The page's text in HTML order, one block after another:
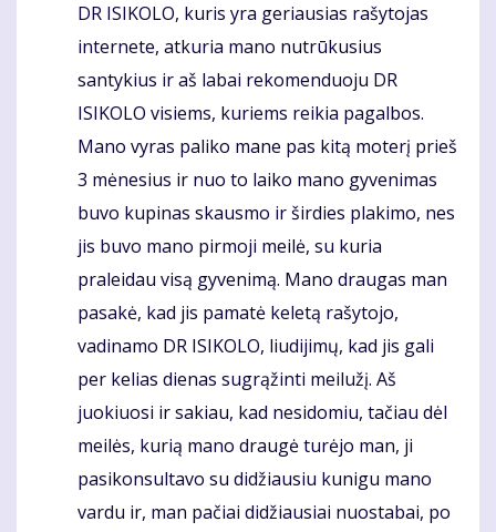
Komentaras
DR ISIKOLO, kuris yra geriausias rašytojas
internete, atkuria mano nutrūkusius
santykius ir aš labai rekomenduoju DR
ISIKOLO visiems, kuriems reikia pagalbos.
Mano vyras paliko mane pas kitą moterį prieš
3 mėnesius ir nuo to laiko mano gyvenimas
buvo kupinas skausmo ir širdies plakimo, nes
jis buvo mano pirmoji meilė, su kuria
praleidau visą gyvenimą. Mano draugas man
pasakė, kad jis pamatė keletą rašytojo,
vadinamo DR ISIKOLO, liudijimų, kad jis gali
per kelias dienas sugrąžinti meilužį. Aš
juokiuosi ir sakiau, kad nesidomiu, tačiau dėl
meilės, kurią mano draugė turėjo man, ji
pasikonsultavo su didžiausiu kunigu mano
vardu ir, man pačiai didžiausiai nuostabai, po